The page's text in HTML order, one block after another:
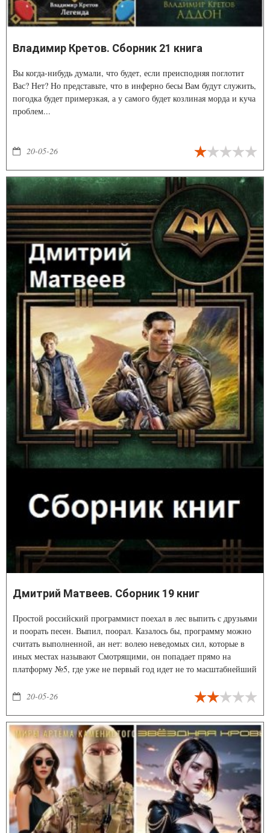
Владимир Кретов. Сборник 21 книга
Вы когда-нибудь думали, что будет, если преисподняя поглотит
Вас? Нет? Но представьте, что в инферно бесы Вам будут служить,
погодка будет примерзкая, а у самого будет козлиная морда и куча
проблем...
20-05-26
Дмитрий Матвеев. Сборник 19 книг
Простой российский программист поехал в лес выпить с друзьями
и поорать песен. Выпил, поорал. Казалось бы, программу можно
считать выполненной, ан нет: волею неведомых сил, которые в
иных местах называют Смотрящими, он попадает прямо на
платформу №5, где уже не первый год идет не то масштабнейший
отбор. Смотрящие добавляют в условия игры новый фактор.
Какому анклаву достанется новый форт в таежных дебрях?
20-05-26